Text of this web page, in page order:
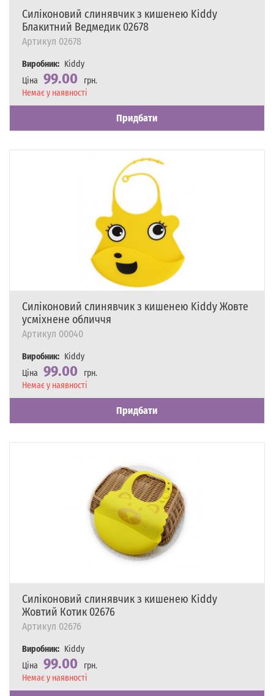
Силіконовий слинявчик з кишенею Kiddy
Блакитний Ведмедик 02678
Артикул 02678
Виробник: Kiddy
Ціна 99.00
грн.
Наявність
Немає у наявності
Придбати
Силіконовий слинявчик з кишенею Kiddy Жовте
усміхнене обличчя
Артикул 00040
Виробник: Kiddy
Ціна 99.00
грн.
Наявність
Немає у наявності
Придбати
Силіконовий слинявчик з кишенею Kiddy
Жовтий Котик 02676
Артикул 02676
Виробник: Kiddy
Ціна 99.00
грн.
Наявність
Немає у наявності